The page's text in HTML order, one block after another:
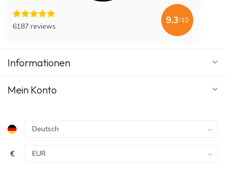
6187 reviews
9.3/10
Informationen
Mein Konto
€